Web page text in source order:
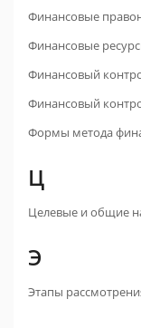
Финансовые
Финансовые
Финансовый
Финансовый
Формы метода
Ц
Целевые и общие
Э
Этапы